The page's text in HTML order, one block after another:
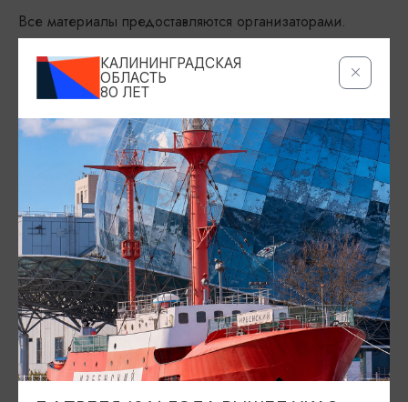
Все материалы предоставляются организаторами.
ДАТЫ
13.08.2026, 20.08.2026, 27.08.2026, 03.09.2026,
10.09.2026, 17.09.2026, 24.09.2026, 27.09.2026, 18:00
МЕСТО ПРОВЕДЕНИЯ
Калининградский областной музей изобразительных искусств,
Ленинский пр-т, 83, Калининград
Показать на карте
ТЕЛЕФОН
+7 (4012) 46-71-43
ПОЧТА
secretariat@kaliningradartmuseum.ru
КАЛИНИНГРАДСКАЯ
ОБЛАСТЬ
80 ЛЕТ